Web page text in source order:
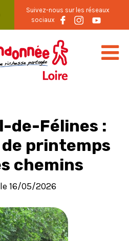
Suivez-nous sur les réseaux
sociaux
de-Félines :
printemps
chemins
16/05/2026